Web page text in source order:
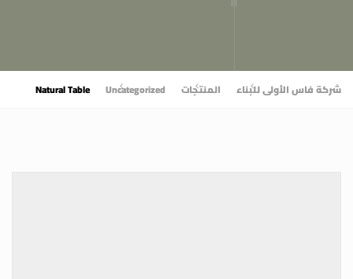
شركة فاس الأولى للبناء المنتجات Uncategorized
Natural Table